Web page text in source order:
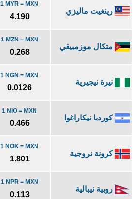
رينغيت ماليزي
1 MYR = MXN
4.190
متكال موزمبيقي
1 MZN = MXN
0.268
نيرة نيجيرية
1 NGN = MXN
0.0126
كوردبا نيكاراغوا
1 NIO = MXN
0.466
كرونة نروجية
1 NOK = MXN
1.801
روبية نيبالية
1 NPR = MXN
0.113